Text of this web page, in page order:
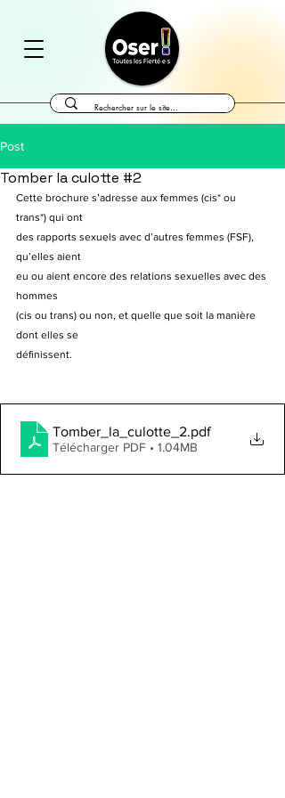
Post
Tomber la culotte #2
Cette brochure s’adresse aux femmes (cis* ou
trans*) qui ont
des rapports sexuels avec d’autres femmes (FSF),
qu’elles aient
eu ou aient encore des relations sexuelles avec des
hommes
(cis ou trans) ou non, et quelle que soit la manière
dont elles se
définissent.
Tomber_la_culotte_2.pdf
Télécharger PDF • 1.04MB